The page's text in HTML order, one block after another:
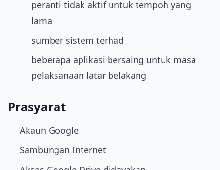
peranti tidak aktif untuk tempoh yang
lama
sumber sistem terhad
beberapa aplikasi bersaing untuk masa
pelaksanaan latar belakang
Prasyarat
Akaun Google
Sambungan Internet